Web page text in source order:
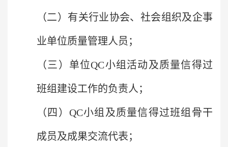
（二）有关行业协会、社会组织及企事
业单位质量管理人员；
（三） 单位QC小组活动及质量信得过
班组建设工作的负责人；
（四）QC小组及质量信得过班组骨干
成员及成果交流代表；